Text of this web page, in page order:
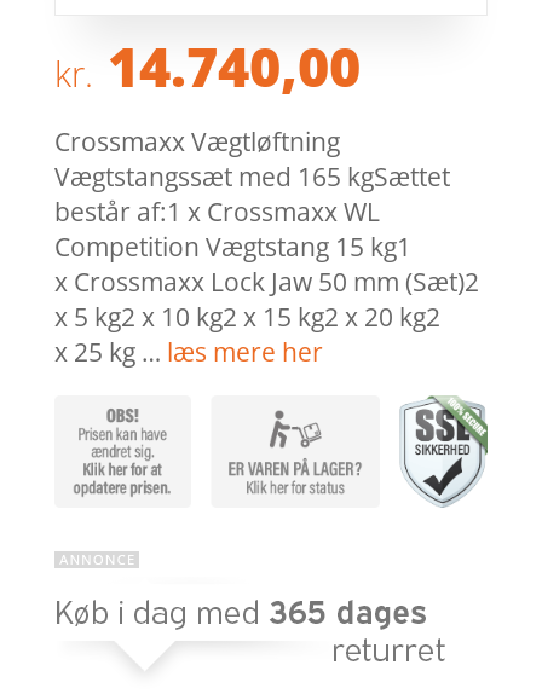
kr. 14.740,00
Crossmaxx Vægtløftning
Vægtstangssæt med 165 kgSættet
består af:1 x Crossmaxx WL
Competition Vægtstang 15 kg1
x Crossmaxx Lock Jaw 50 mm (Sæt)2
x 5 kg2 x 10 kg2 x 15 kg2 x 20 kg2
x 25 kg … læs mere her